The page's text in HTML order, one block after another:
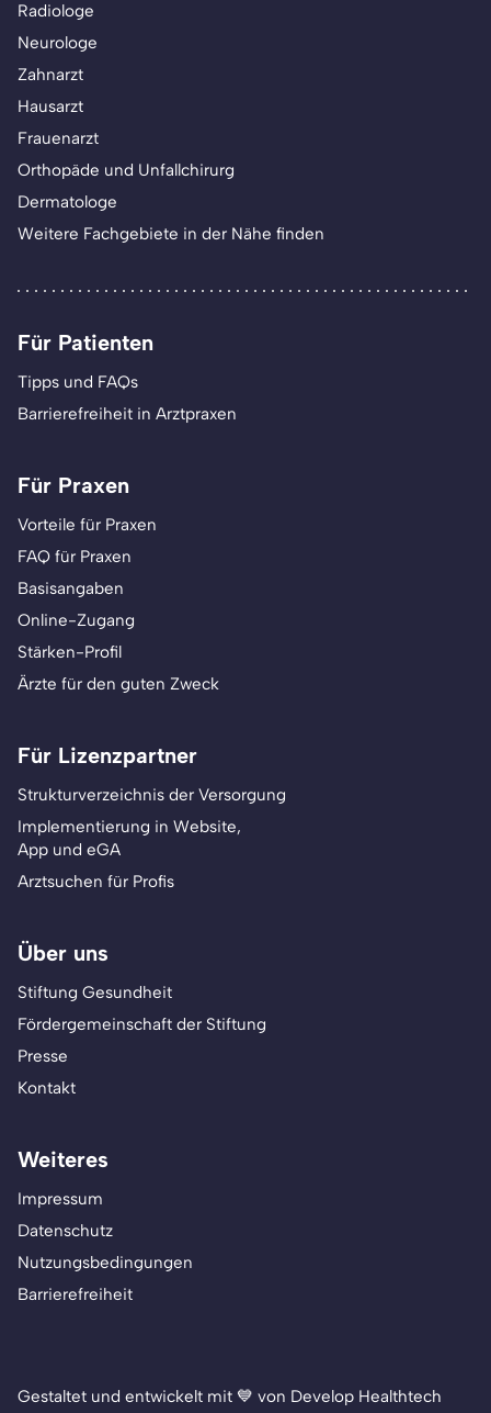
Radiologe
Neurologe
Zahnarzt
Hausarzt
Frauenarzt
Orthopäde und Unfallchirurg
Dermatologe
Weitere Fachgebiete in der Nähe finden
Für Patienten
Tipps und FAQs
Barrierefreiheit in Arztpraxen
Für Praxen
Vorteile für Praxen
FAQ für Praxen
Basisangaben
Online-Zugang
Stärken-Profil
Ärzte für den guten Zweck
Für Lizenzpartner
Strukturverzeichnis der Versorgung
Implementierung in Website,
App und eGA
Arztsuchen für Profis
Über uns
Stiftung Gesundheit
Fördergemeinschaft der Stiftung
Presse
Kontakt
Weiteres
Impressum
Datenschutz
Nutzungsbedingungen
Barrierefreiheit
Gestaltet und entwickelt mit 💙 von Develop Healthtech